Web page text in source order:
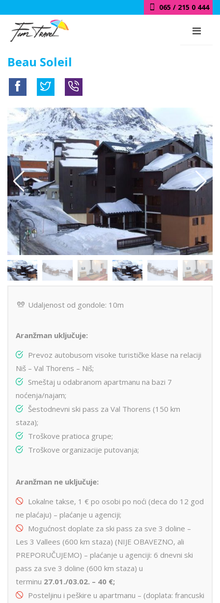
065 / 215 0 444
Beau Soleil
Udaljenost od gondole: 10m
Aranžman uključuje:
Prevoz autobusom visoke turističke klase na relaciji
Niš – Val Thorens – Niš;
Smeštaj u odabranom apartmanu na bazi 7
noćenja/najam;
Šestodnevni ski pass za Val Thorens (150 km
staza);
Troškove pratioca grupe;
Troškove organizacije putovanja;
Aranžman ne uključuje:
Lokalne takse, 1 € po osobi po noći (deca do 12 god
ne plaćaju) – plaćanje u agenciji;
Mogućnost doplate za ski pass za sve 3 doline –
Les 3 Vallees (600 km staza) (NIJE OBAVEZNO, ali
PREPORUČUJEMO) – plaćanje u agenciji: 6 dnevni ski
pass za sve 3 doline (600 km staza) u
terminu 27.01./03.02. – 40 €;
Posteljinu i peškire u apartmanu – (doplata: francuski